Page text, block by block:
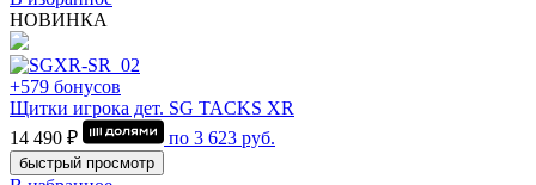
НОВИНКА
+579 бонусов
Щитки игрока дет. SG TACKS XR
14 490 ₽
по 3 623 руб.
быстрый просмотр